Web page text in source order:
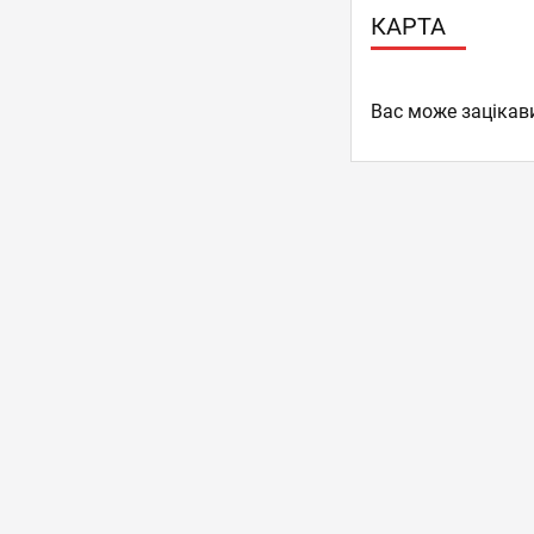
КАРТА
Вас може